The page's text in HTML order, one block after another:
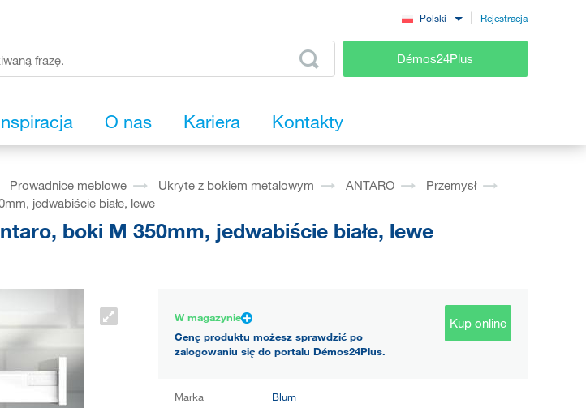
Polski Rejestracja
Démos24Plus
O nas Kariera Kontakty
Prowadnice meblowe Ukryte z bokiem metalowym ANTARO
Przemysł
jedwabiście białe, lewe
boki M 350mm, jedwabiście białe, lewe
W magazynie
Cenę produktu możesz sprawdzić po
zalogowaniu się do portalu Démos24Plus.
Kup online
Marka
Blum